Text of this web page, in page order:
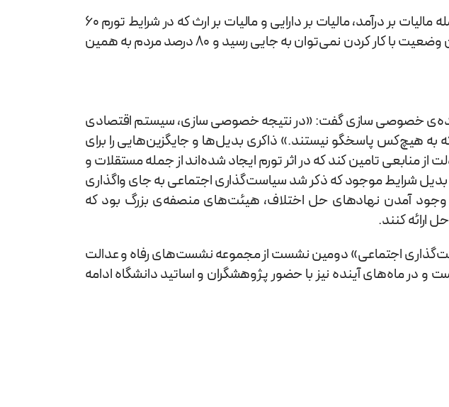
«منبع دیگر که از مهمترین منابع تامین درآمدهای یک دولت به شمار می‌آید مالیات‌ها هستند از جمله مالیات بر در‌آمد، مالیات بر دارایی و مالیات بر ارث که در شرایط تورم 60
درصدی کنونی تنها راه برون‌رفت از بحران است. بحران تورمی که فرهنگ کار را از بین برده است و با این وضعیت با کار کردن نمی‌توان به جایی رسید و 80 درصد مردم به همین
خصوصی سازی گفت: «در نتیجه خصوصی سازی، سیستم اقتصادی
به هیچ‌کس پاسخگو نیستند.» ذاکری بدیل‌ها و جایگزین‌هایی را برای
منابعی تامین کند که در اثر تورم ایجاد شده‌اند از جمله مستقلات و
بدیل شرایط موجود که ذکر شد سیاست‌گذاری اجتماعی به جای واگذاری
وجود آمدن نهادهای حل اختلاف، هیئت‌های منصفه‌ی بزرگ بود که
ارائه کنند.
اجتماعی» دومین نشست از مجموعه نشست‌های رفاه و عدالت
ماه‌های آینده نیز با حضور پژوهشگران و اساتید دانشگاه ادامه